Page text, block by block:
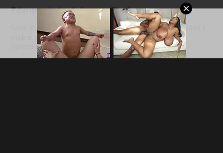
Zdarma sledování porno filmů
Sada je nádherně whiteh navzájem se mazlit, nejprve dává jí
mokré jí a pak pomalu zratí jí neoholený pussy, k tomu
opravdu nadržený lízat.